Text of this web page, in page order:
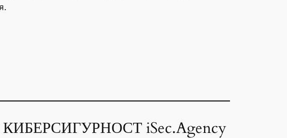
iSec.Agency